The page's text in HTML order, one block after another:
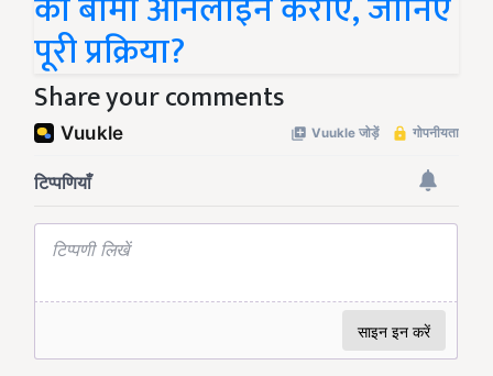
पूरी प्रक्रिया?
Share your comments